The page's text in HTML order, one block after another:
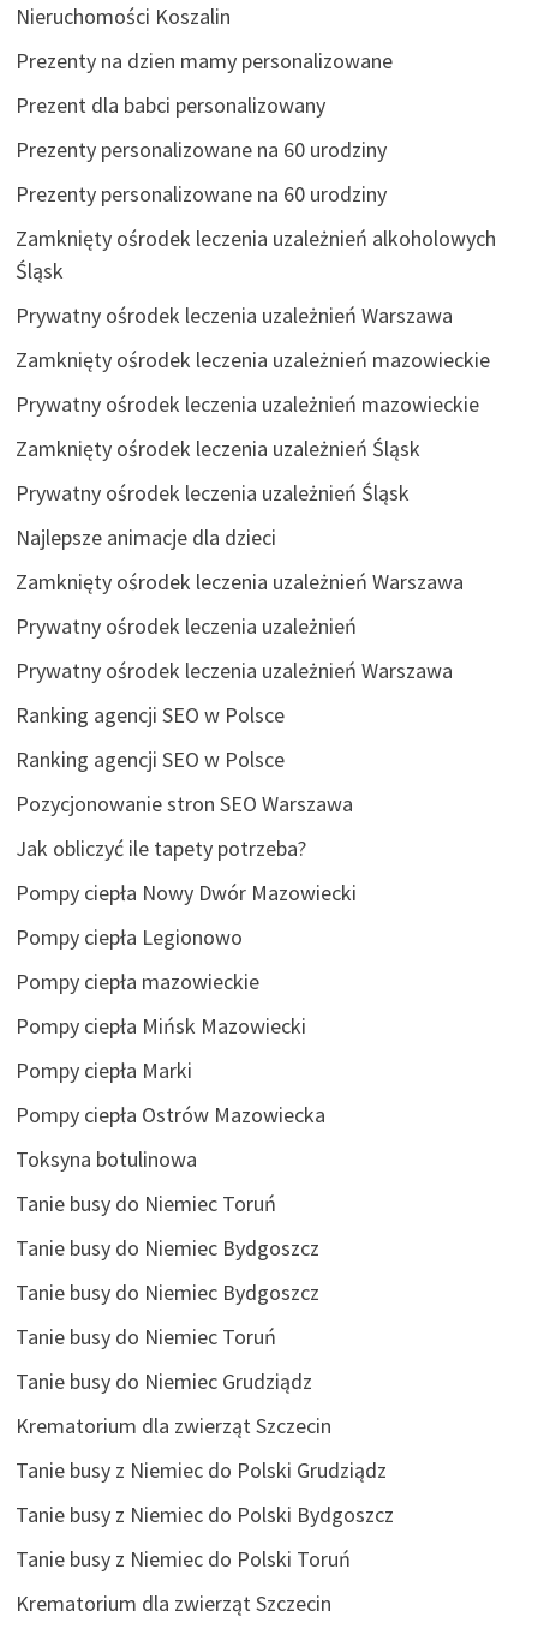
Nieruchomości Koszalin
Prezenty na dzien mamy personalizowane
Prezent dla babci personalizowany
Prezenty personalizowane na 60 urodziny
Prezenty personalizowane na 60 urodziny
Zamknięty ośrodek leczenia uzależnień alkoholowych
Śląsk
Prywatny ośrodek leczenia uzależnień Warszawa
Zamknięty ośrodek leczenia uzależnień mazowieckie
Prywatny ośrodek leczenia uzależnień mazowieckie
Zamknięty ośrodek leczenia uzależnień Śląsk
Prywatny ośrodek leczenia uzależnień Śląsk
Najlepsze animacje dla dzieci
Zamknięty ośrodek leczenia uzależnień Warszawa
Prywatny ośrodek leczenia uzależnień
Prywatny ośrodek leczenia uzależnień Warszawa
Ranking agencji SEO w Polsce
Ranking agencji SEO w Polsce
Pozycjonowanie stron SEO Warszawa
Jak obliczyć ile tapety potrzeba?
Pompy ciepła Nowy Dwór Mazowiecki
Pompy ciepła Legionowo
Pompy ciepła mazowieckie
Pompy ciepła Mińsk Mazowiecki
Pompy ciepła Marki
Pompy ciepła Ostrów Mazowiecka
Toksyna botulinowa
Tanie busy do Niemiec Toruń
Tanie busy do Niemiec Bydgoszcz
Tanie busy do Niemiec Bydgoszcz
Tanie busy do Niemiec Toruń
Tanie busy do Niemiec Grudziądz
Krematorium dla zwierząt Szczecin
Tanie busy z Niemiec do Polski Grudziądz
Tanie busy z Niemiec do Polski Bydgoszcz
Tanie busy z Niemiec do Polski Toruń
Krematorium dla zwierząt Szczecin